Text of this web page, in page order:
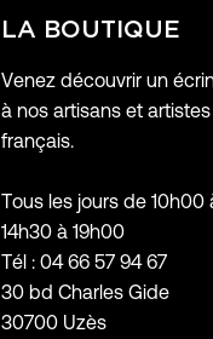
LA BOUTIQUE
Venez découvrir un
à nos artisans et
français.
Tous les jours de 10h00
14h30 à 19h00
Tél : 04 66 57 94 67
30 bd Charles Gide
30700 Uzès